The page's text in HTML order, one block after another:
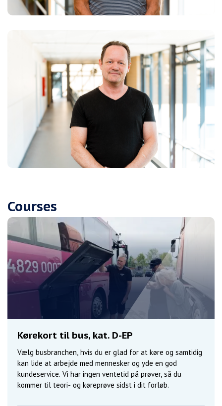
Courses
Kørekort til bus, kat. D-EP
Vælg busbranchen, hvis du er glad for at køre og samtidig
kan lide at arbejde med mennesker og yde en god
kundeservice. Vi har ingen ventetid på prøver, så du
kommer til teori- og køreprøve sidst i dit forløb.